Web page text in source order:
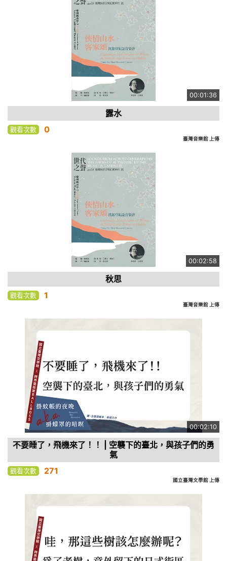
00:01:36
露水
觀看次數 0
臺灣音樂館 上傳
00:02:58
秋思
觀看次數 1
臺灣音樂館 上傳
00:02:10
不要睡了，飛機來了！！ | 空襲下的臺北，與孩子們的勇
氣
觀看次數 271
國立臺灣文學館 上傳